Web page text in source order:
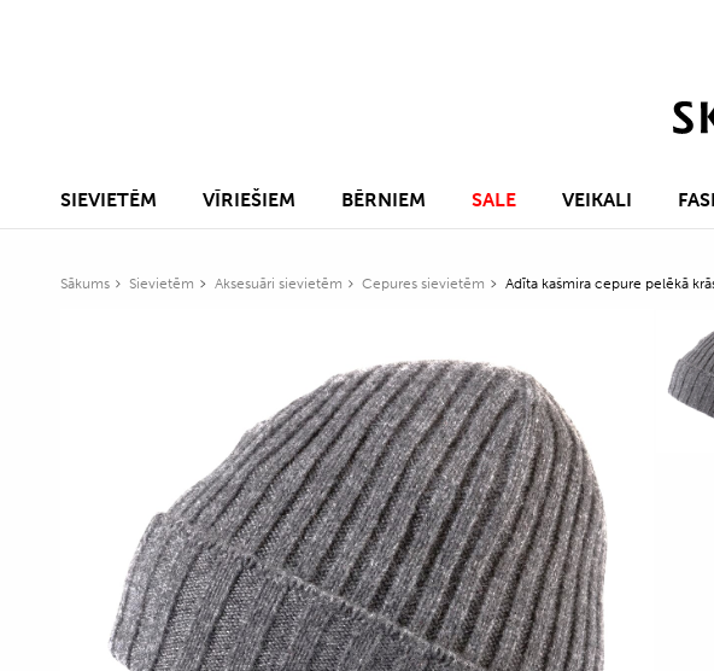
SIEVIETĒM VĪRIEŠIEM BĒRNIEM SALE VEIKALI
Sākums Sievietēm Aksesuāri sievietēm Cepures sievietēm Adīta kašmira cepure pelēkā